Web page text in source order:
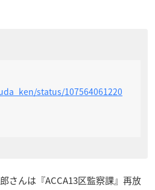
status/107564061220
さんは『ACCA13区監察課』再放